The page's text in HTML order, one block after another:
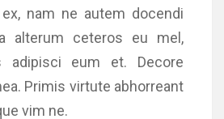
nam ne autem docendi
alterum ceteros eu mel,
adipisci eum et. Decore
Primis virtute abhorreant
vim ne.